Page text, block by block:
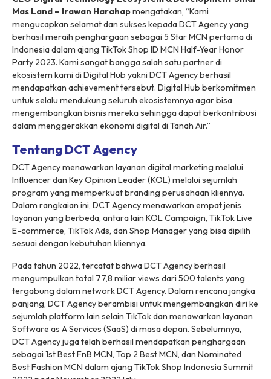
Mas Land – Irawan Harahapmengatakan, “Kami
mengucapkan selamat dan sukses kepada DCT Agency yang
berhasil meraih penghargaan sebagai 5 Star MCN pertama di
Indonesia dalam ajang TikTok Shop ID MCN Half-Year Honor
Party 2023. Kami sangat bangga salah satu partner di
ekosistem kami di Digital Hub yakni DCT Agency berhasil
mendapatkan achievement tersebut. Digital Hub berkomitmen
untuk selalu mendukung seluruh ekosistemnya agar bisa
mengembangkan bisnis mereka sehingga dapat berkontribusi
dalam menggerakkan ekonomi digital di Tanah Air.”
Tentang DCT Agency
DCT Agency menawarkan layanan digital marketing melalui
Influencer dan Key Opinion Leader (KOL) melalui sejumlah
program yang memperkuat branding perusahaan kliennya.
Dalam rangkaian ini, DCT Agency menawarkan empat jenis
layanan yang berbeda, antara lain KOL Campaign, TikTok Live
E-commerce, TikTok Ads, dan Shop Manager yang bisa dipilih
sesuai dengan kebutuhan kliennya.
Pada tahun 2022, tercatat bahwa DCT Agency berhasil
mengumpulkan total 77,8 miliar views dari 500 talents yang
tergabung dalam network DCT Agency. Dalam rencana jangka
panjang, DCT Agency berambisi untuk mengembangkan diri ke
sejumlah platform lain selain TikTok dan menawarkan layanan
Software as A Services (SaaS) di masa depan. Sebelumnya,
DCT Agency juga telah berhasil mendapatkan penghargaan
sebagai 1st Best FnB MCN, Top 2 Best MCN, dan Nominated
Best Fashion MCN dalam ajang TikTok Shop Indonesia Summit